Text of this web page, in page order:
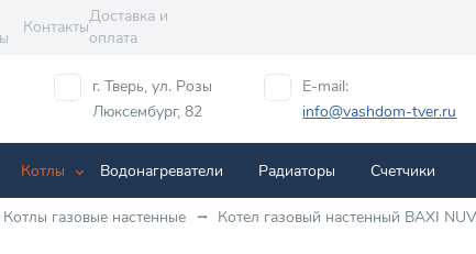
Контакты
Доставка и
оплата
г. Тверь, ул. Розы
Люксембург, 82
E-mail:
info@vashdom-tver.ru
Котлы Водонагреватели Радиаторы Cчетчики
Котлы газовые настенные Котел газовый настенный BAXI